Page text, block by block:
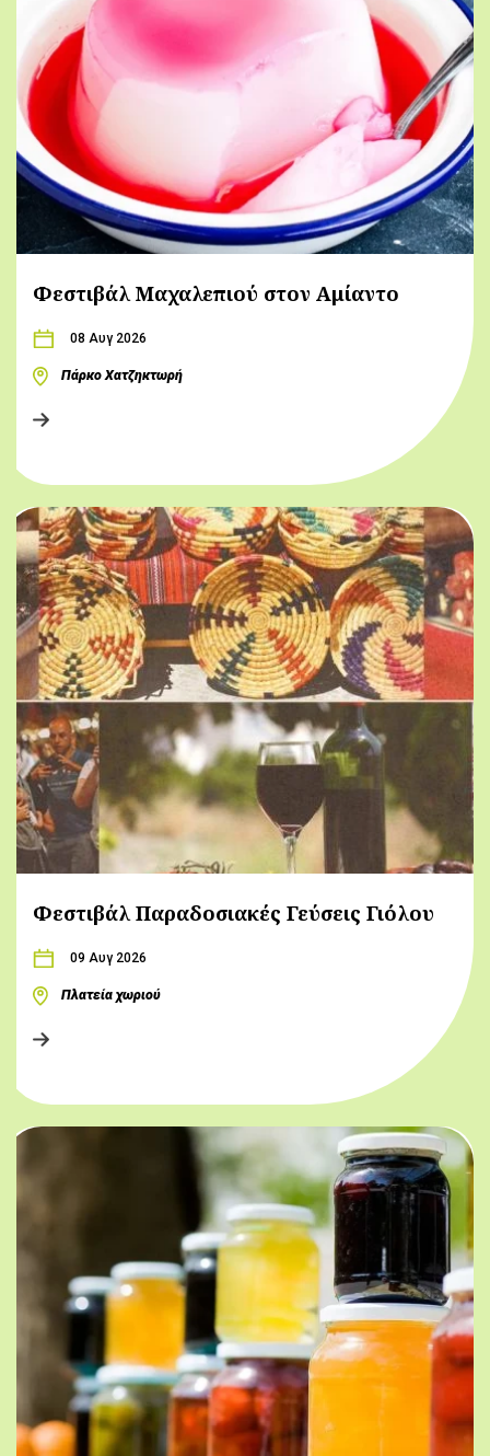
Φεστιβάλ Μαχαλεπιού στον Αμίαντο
08 Αυγ 2026
Πάρκο Χατζηκτωρή
Φεστιβάλ Παραδοσιακές Γεύσεις Γιόλου
09 Αυγ 2026
Πλατεία χωριού